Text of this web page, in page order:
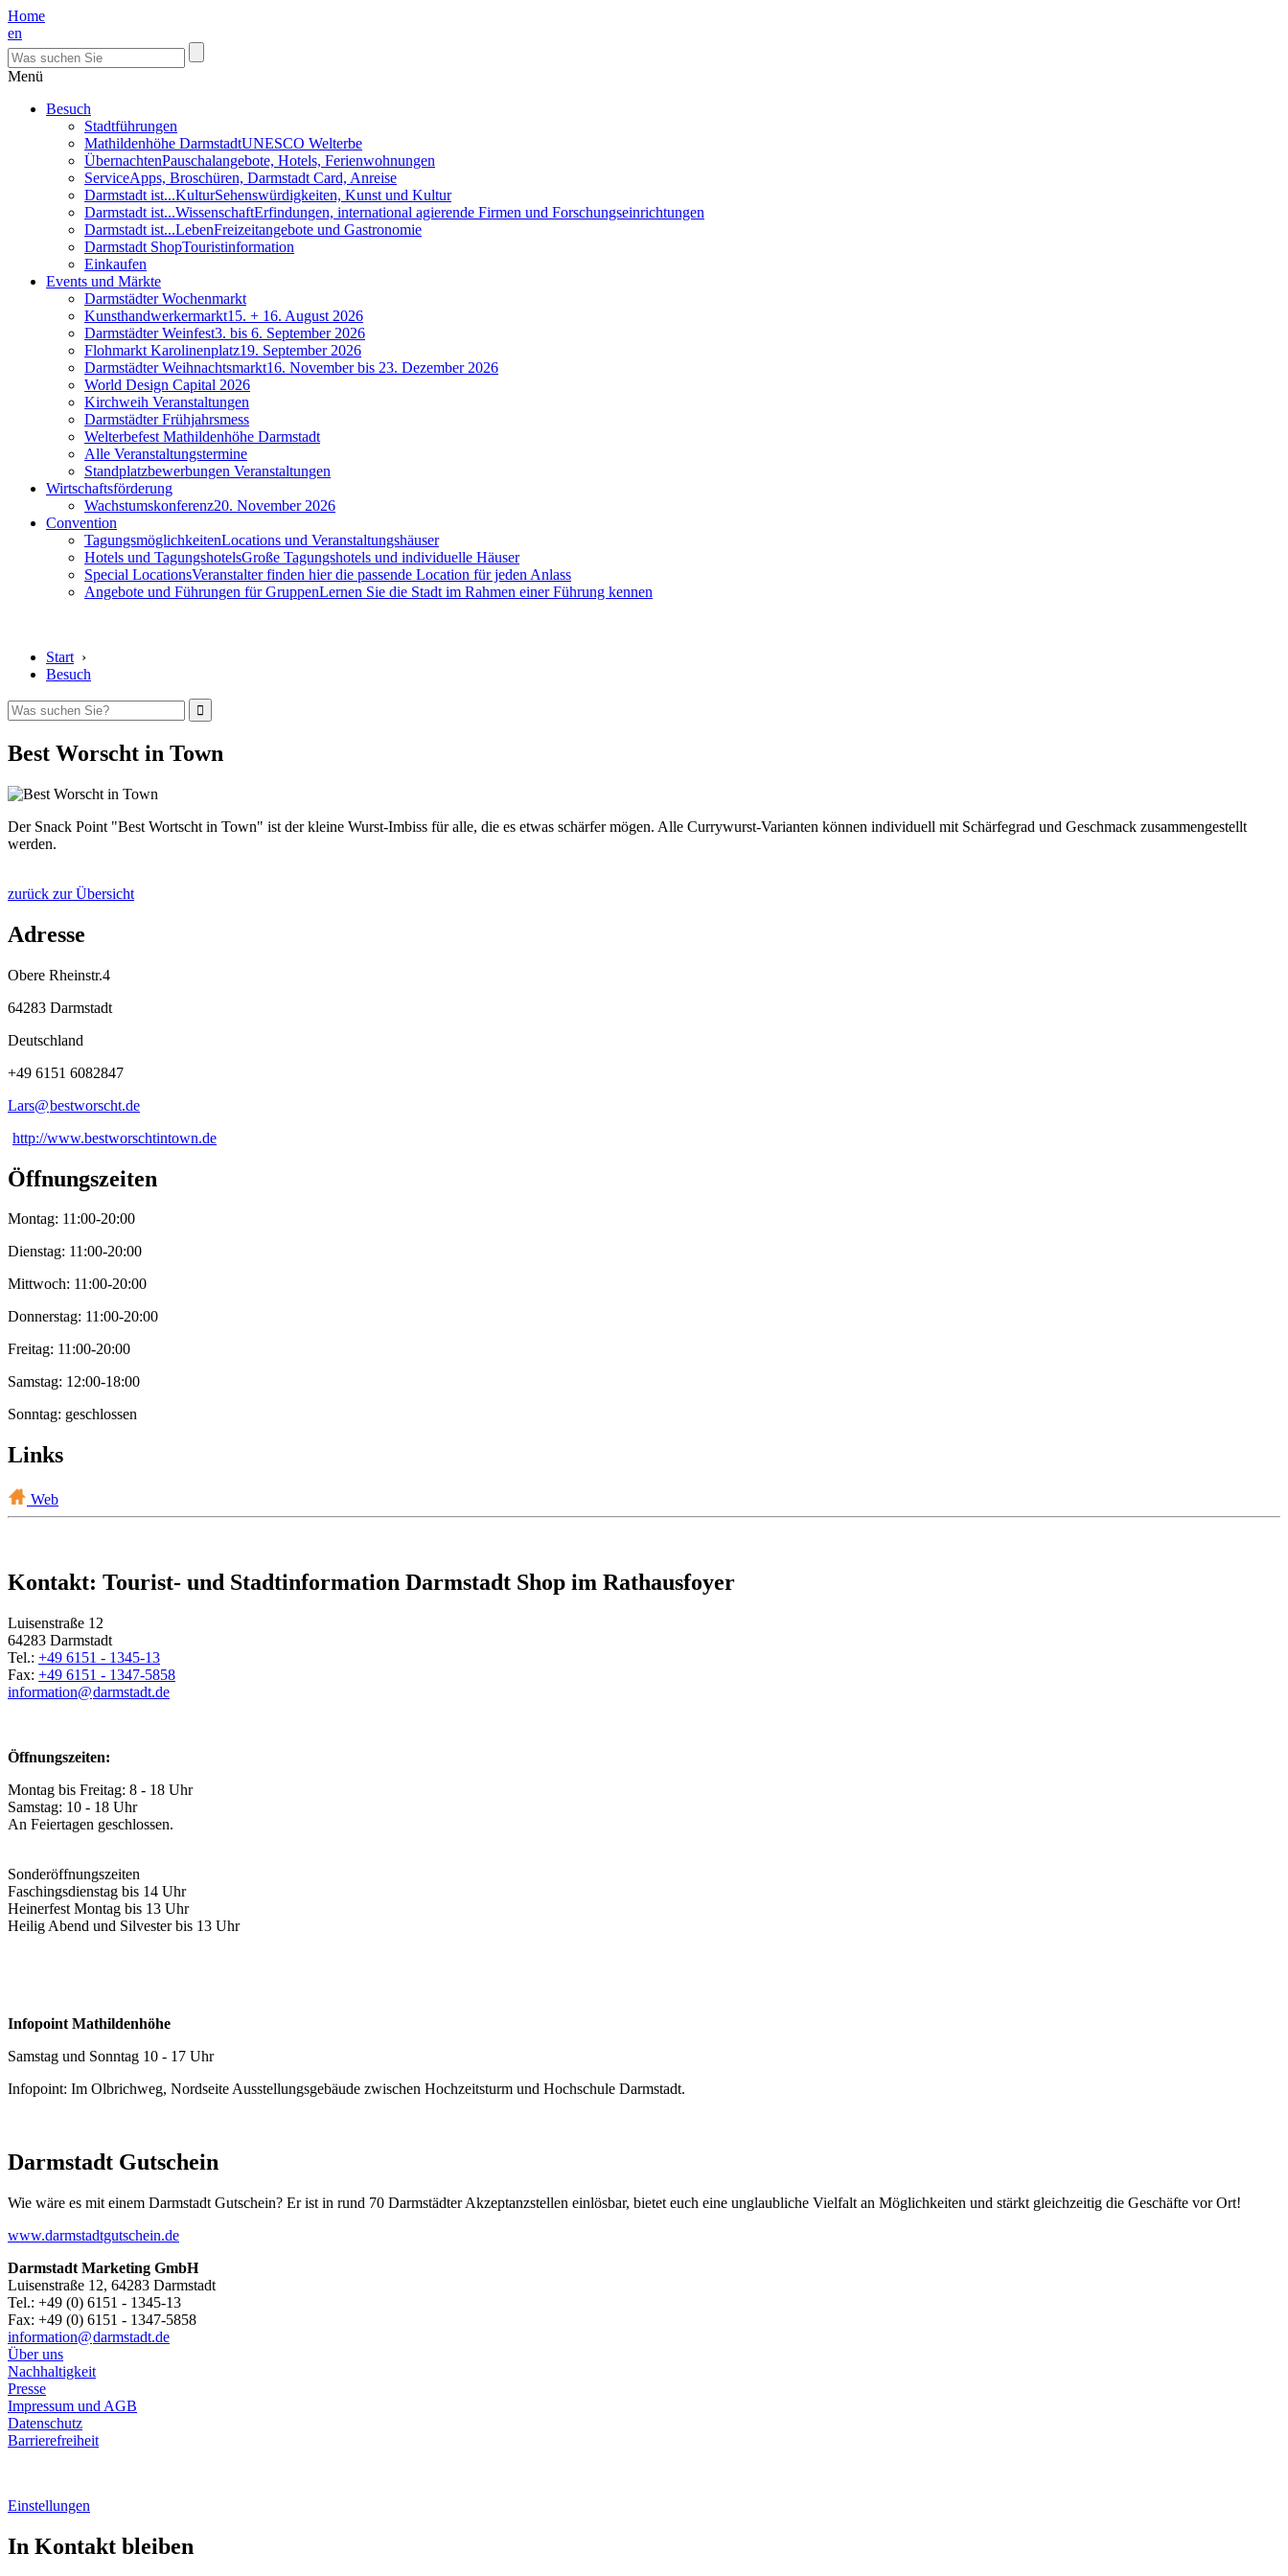
Home
en
Menü
Besuch
Stadtführungen
Mathildenhöhe DarmstadtUNESCO Welterbe
ÜbernachtenPauschalangebote, Hotels, Ferienwohnungen
ServiceApps, Broschüren, Darmstadt Card, Anreise
Darmstadt ist...KulturSehenswürdigkeiten, Kunst und Kultur
Darmstadt ist...WissenschaftErfindungen, international agierende Firmen und Forschungseinrichtungen
Darmstadt ist...LebenFreizeitangebote und Gastronomie
Darmstadt ShopTouristinformation
Einkaufen
Events und Märkte
Darmstädter Wochenmarkt
Kunsthandwerkermarkt15. + 16. August 2026
Darmstädter Weinfest3. bis 6. September 2026
Flohmarkt Karolinenplatz19. September 2026
Darmstädter Weihnachtsmarkt16. November bis 23. Dezember 2026
World Design Capital 2026
Kirchweih Veranstaltungen
Darmstädter Frühjahrsmess
Welterbefest Mathildenhöhe Darmstadt
Alle Veranstaltungstermine
Standplatzbewerbungen Veranstaltungen
Wirtschaftsförderung
Wachstumskonferenz20. November 2026
Convention
TagungsmöglichkeitenLocations und Veranstaltungshäuser
Hotels und TagungshotelsGroße Tagungshotels und individuelle Häuser
Special LocationsVeranstalter finden hier die passende Location für jeden Anlass
Angebote und Führungen für GruppenLernen Sie die Stadt im Rahmen einer Führung kennen
Start ›
Besuch
Best Worscht in Town
Der Snack Point "Best Wortscht in Town" ist der kleine Wurst-Imbiss für alle, die es etwas schärfer mögen. Alle Currywurst-Varianten können individuell mit Schärfegrad und Geschmack zusammengestellt
werden.
zurück zur Übersicht
Adresse
Obere Rheinstr.4
64283 Darmstadt
Deutschland
+49 6151 6082847
Lars@bestworscht.de
http://www.bestworschtintown.de
Öffnungszeiten
Montag: 11:00-20:00
Dienstag: 11:00-20:00
Mittwoch: 11:00-20:00
Donnerstag: 11:00-20:00
Freitag: 11:00-20:00
Samstag: 12:00-18:00
Sonntag: geschlossen
Links
Web
Kontakt: Tourist- und Stadtinformation Darmstadt Shop im Rathausfoyer
Luisenstraße 12
64283 Darmstadt
Tel.: +49 6151 - 1345-13
Fax: +49 6151 - 1347-5858
information@darmstadt.de
Öffnungszeiten:
Montag bis Freitag: 8 - 18 Uhr
Samstag: 10 - 18 Uhr
An Feiertagen geschlossen.
Sonderöffnungszeiten
Faschingsdienstag bis 14 Uhr
Heinerfest Montag bis 13 Uhr
Heilig Abend und Silvester bis 13 Uhr
Infopoint Mathildenhöhe
Samstag und Sonntag 10 - 17 Uhr
Infopoint: Im Olbrichweg, Nordseite Ausstellungsgebäude zwischen Hochzeitsturm und Hochschule Darmstadt.
Darmstadt Gutschein
Wie wäre es mit einem Darmstadt Gutschein? Er ist in rund 70 Darmstädter Akzeptanzstellen einlösbar, bietet euch eine unglaubliche Vielfalt an Möglichkeiten und stärkt gleichzeitig die Geschäfte vor Ort!
www.darmstadtgutschein.de
Darmstadt Marketing GmbH
Luisenstraße 12, 64283 Darmstadt
Tel.: +49 (0) 6151 - 1345-13
Fax: +49 (0) 6151 - 1347-5858
information@darmstadt.de
Über uns
Nachhaltigkeit
Presse
Impressum und AGB
Datenschutz
Barrierefreiheit
Einstellungen
In Kontakt bleiben